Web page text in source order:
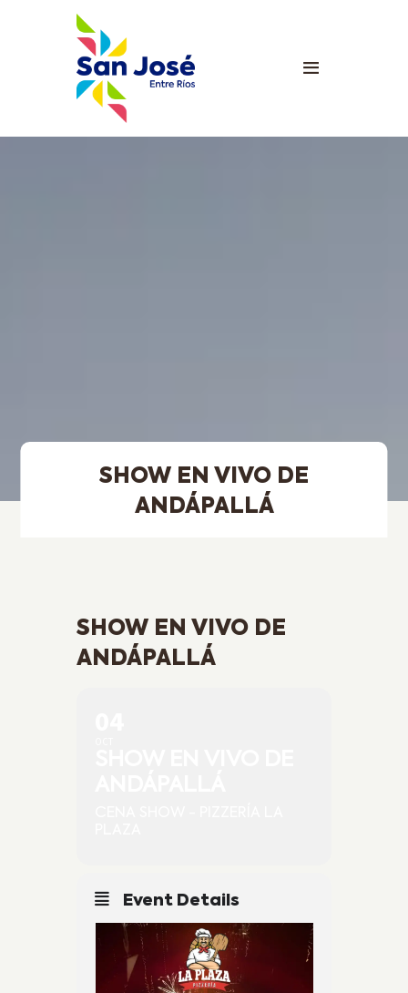
SHOW EN VIVO DE
ANDÁPALLÁ
SHOW EN VIVO DE
ANDÁPALLÁ
Event Details